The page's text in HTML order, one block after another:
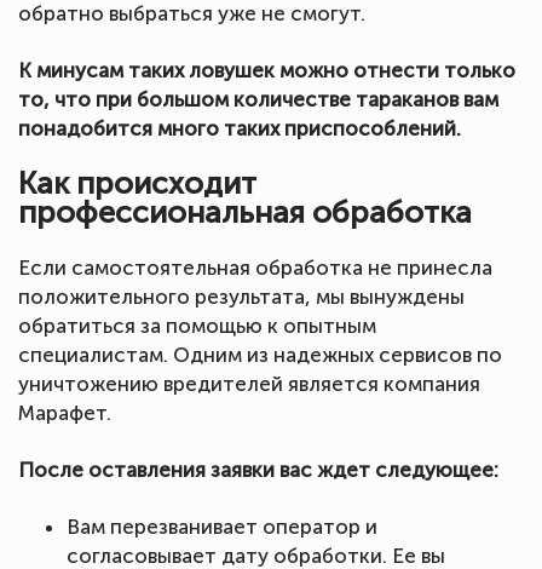
обратно выбраться уже не смогут.
К минусам таких ловушек можно отнести только
то, что при большом количестве тараканов вам
понадобится много таких приспособлений.
Как происходит
профессиональная обработка
Если самостоятельная обработка не принесла
положительного результата, мы вынуждены
обратиться за помощью к опытным
специалистам. Одним из надежных сервисов по
уничтожению вредителей является компания
Марафет.
После оставления заявки вас ждет следующее:
Вам перезванивает оператор и
согласовывает дату обработки. Ее вы